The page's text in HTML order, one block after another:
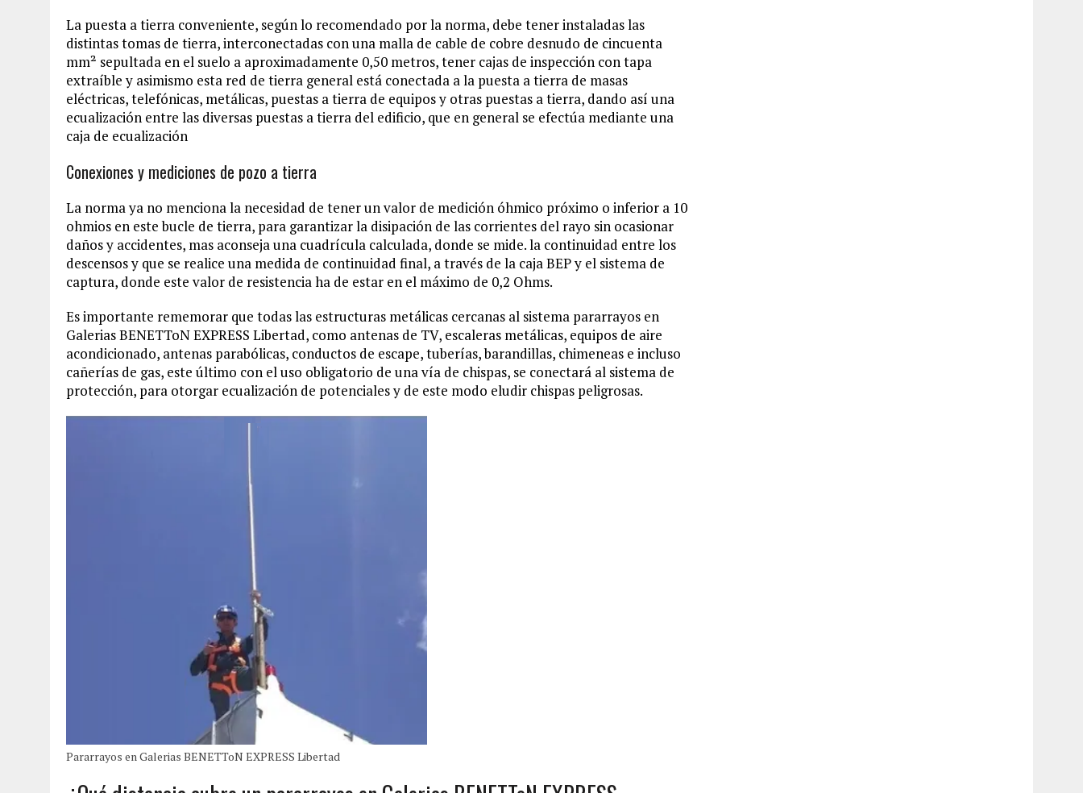
La puesta a tierra conveniente, según lo recomendado por la norma, debe tener instaladas las
distintas tomas de tierra, interconectadas con una malla de cable de cobre desnudo de cincuenta
mm² sepultada en el suelo a aproximadamente 0,50 metros, tener cajas de inspección con tapa
extraíble y asimismo esta red de tierra general está conectada a la puesta a tierra de masas
eléctricas, telefónicas, metálicas, puestas a tierra de equipos y otras puestas a tierra, dando así una
ecualización entre las diversas puestas a tierra del edificio, que en general se efectúa mediante una
caja de ecualización
Conexiones y mediciones de pozo a tierra
La norma ya no menciona la necesidad de tener un valor de medición óhmico próximo o inferior a 10
ohmios en este bucle de tierra, para garantizar la disipación de las corrientes del rayo sin ocasionar
daños y accidentes, mas aconseja una cuadrícula calculada, donde se mide. la continuidad entre los
descensos y que se realice una medida de continuidad final, a través de la caja BEP y el sistema de
captura, donde este valor de resistencia ha de estar en el máximo de 0,2 Ohms.
Es importante rememorar que todas las estructuras metálicas cercanas al sistema pararrayos en
Galerias BENETToN EXPRESS Libertad, como antenas de TV, escaleras metálicas, equipos de aire
acondicionado, antenas parabólicas, conductos de escape, tuberías, barandillas, chimeneas e incluso
cañerías de gas, este último con el uso obligatorio de una vía de chispas, se conectará al sistema de
protección, para otorgar ecualización de potenciales y de este modo eludir chispas peligrosas.
Pararrayos en Galerias BENETToN EXPRESS Libertad